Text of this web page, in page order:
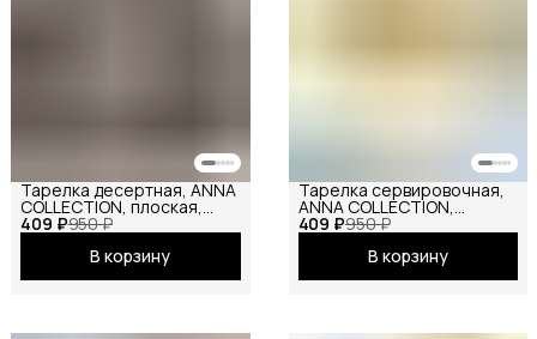
409 ₽950 ₽
Тарелка десертная, ANNA
COLLECTION, плоская,
керамическая, для подачи
вторых блюд
В корзину
409 ₽950 ₽
Тарелка сервировочная,
ANNA COLLECTION,
десертная, плоская, для
подачи вторых блюд
В корзину